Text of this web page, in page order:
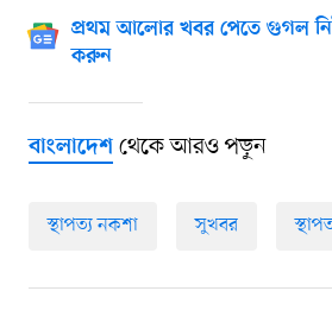
প্রথম আলোর খবর পেতে গুগল
করুন
বাংলাদেশথেকে আরও পড়ুন
স্থাপত্য নকশা সুখবর